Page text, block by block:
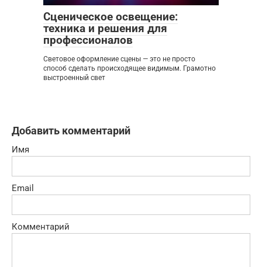
Сценическое освещение:
техника и решения для
профессионалов
Световое оформление сцены — это не просто
способ сделать происходящее видимым. Грамотно
выстроенный свет
Добавить комментарий
Имя
Email
Комментарий